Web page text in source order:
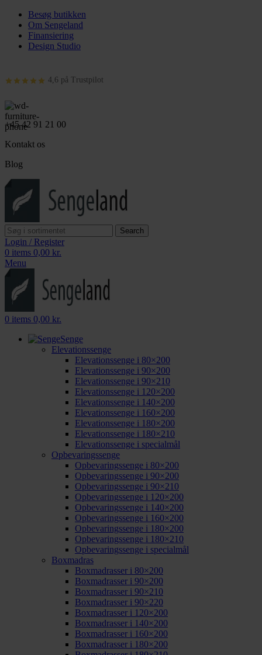
Besøg butikken
Om Sengeland
Finansiering
Design Studio
4,6 på Trustpilot
+45 42 91 21 00
Kontakt os
Blog
Search
Login / Register
0 items 0,00 kr.
Menu
0 items 0,00 kr.
Senge
Elevationssenge
Elevationssenge i 80×200
Elevationssenge i 90×200
Elevationssenge i 90×210
Elevationssenge i 120×200
Elevationssenge i 140×200
Elevationssenge i 160×200
Elevationssenge i 180×200
Elevationssenge i 180×210
Elevationssenge i specialmål
Opbevaringssenge
Opbevaringssenge i 80×200
Opbevaringssenge i 90×200
Opbevaringssenge i 90×210
Opbevaringssenge i 120×200
Opbevaringssenge i 140×200
Opbevaringssenge i 160×200
Opbevaringssenge i 180×200
Opbevaringssenge i 180×210
Opbevaringssenge i specialmål
Boxmadras
Boxmadrasser i 80×200
Boxmadrasser i 90×200
Boxmadrasser i 90×210
Boxmadrasser i 90×220
Boxmadrasser i 120×200
Boxmadrasser i 140×200
Boxmadrasser i 160×200
Boxmadrasser i 180×200